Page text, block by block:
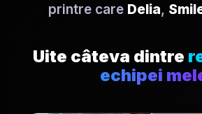
printre care Delia,
Uite câteva dintre
echipei